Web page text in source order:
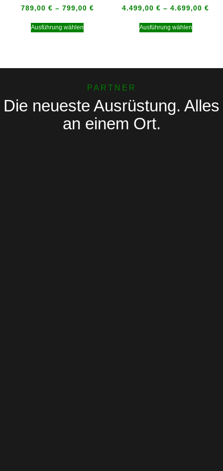
von 5
789,00 € – 799,00 €
Ausführung wählen
von 5
4.499,00€ –4.699,00€
Ausführung wählen
PARTNER
Die neueste Ausrüstung. Alles
an einem Ort.